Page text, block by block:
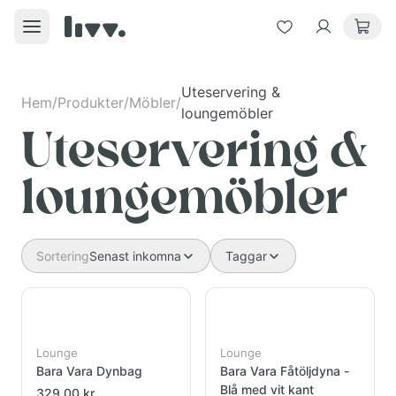
Hem/Produkter/Möbler/
Uteservering &
loungemöbler
Uteservering &
loungemöbler
SorteringSenast inkomna Taggar
Lounge
Bara Vara Dynbag
329,00 kr
Lounge
Bara Vara Fåtöljdyna -
Blå med vit kant